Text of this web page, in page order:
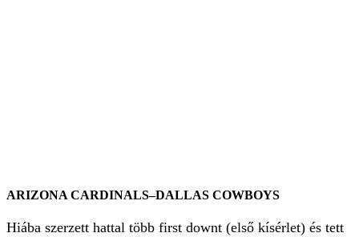
ARIZONA CARDINALS–DALLAS COWBOYS
Hiába szerzett hattal több first downt (első kísérlet) és tett